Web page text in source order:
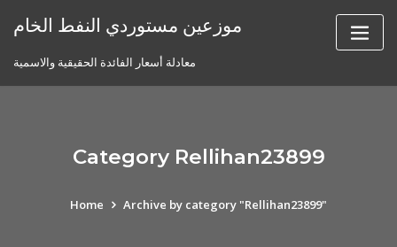
موزعين مستوردي النفط الخام
معادلة أسعار الفائدة الحقيقية والاسمية
Category Rellihan23899
Home Archive by category "Rellihan23899"